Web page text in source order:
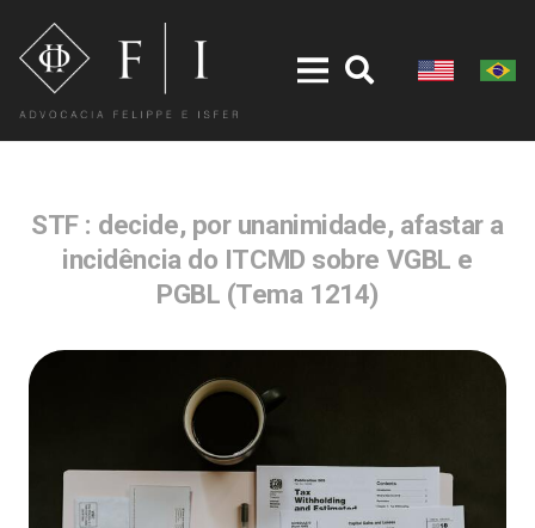
STF : decide, por unanimidade, afastar a
incidência do ITCMD sobre VGBL e
PGBL (Tema 1214)